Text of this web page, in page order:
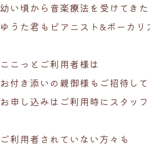
幼い頃から音楽療法を受けてきた
ゆうた君もピアニスト&ボーカ
ここっとご利用者様は
お付き添いの親御様もご招待し
お申し込みはご利用時にスタッ
ご利用者されていない方々も